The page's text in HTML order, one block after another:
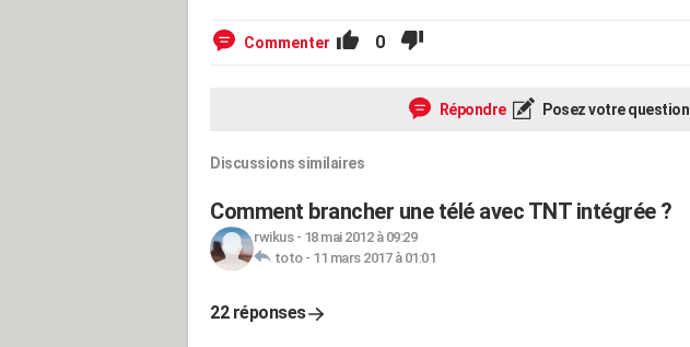
Commenter 0
Répondre Posez votre question
Discussions similaires
Comment brancher une télé avec TNT intégrée ?
rwikus- 18 mai 2012 à 09:29
toto- 11 mars 2017 à 01:01
22 réponses